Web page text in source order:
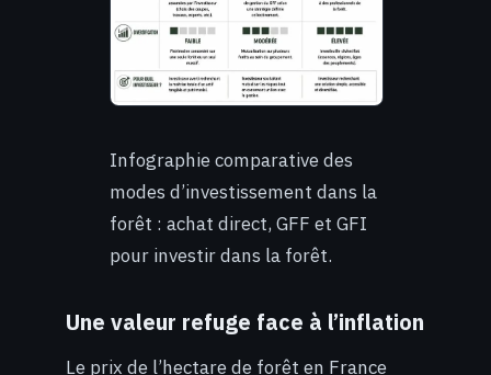
Infographie comparative des
modes d’investissement dans la
forêt : achat direct, GFF et GFI
pour investir dans la forêt.
Une valeur refuge face à l’inflation
Le prix de l’hectare de forêt en France